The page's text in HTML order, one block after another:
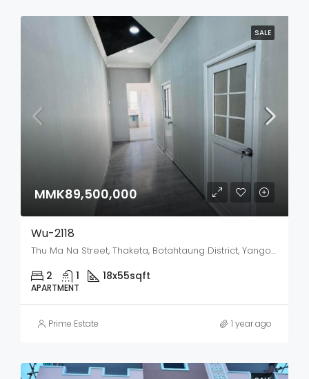
SALE
MMK89,500,000
Wu-2118
Thu Ma Na Street, Thaketa, Botahtaung District, Yangon City, Yangon, 11321, Myanmar
2 1 18x55sqft
APARTMENT
Prime Estate 1 year ago